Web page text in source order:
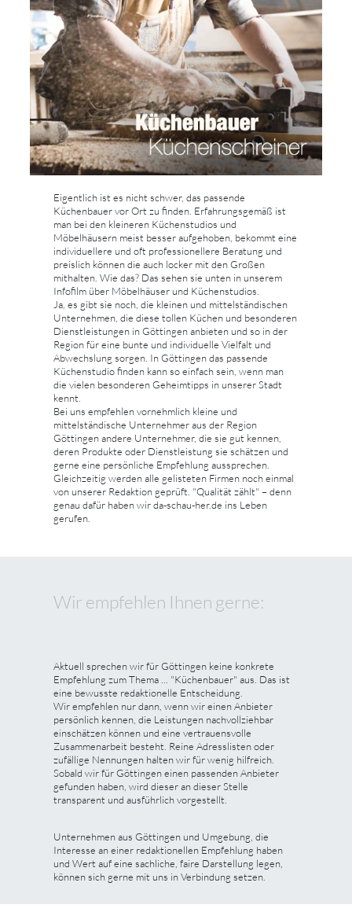
Eigentlich ist es nicht schwer, das passende
Küchenbauer vor Ort zu finden. Erfahrungsgemäß ist
man bei den kleineren Küchenstudios und
Möbelhäusern meist besser aufgehoben, bekommt eine
individuellere und oft professionellere Beratung und
preislich können die auch locker mit den Großen
mithalten. Wie das? Das sehen sie unten in unserem
Infofilm über Möbelhäuser und Küchenstudios.
Ja, es gibt sie noch, die kleinen und mittelständischen
Unternehmen, die diese tollen Küchen und besonderen
Dienstleistungen in Göttingen anbieten und so in der
Region für eine bunte und individuelle Vielfalt und
Abwechslung sorgen. In Göttingen das passende
Küchenstudio finden kann so einfach sein, wenn man
die vielen besonderen Geheimtipps in unserer Stadt
kennt.
Bei uns empfehlen vornehmlich kleine und
mittelständische Unternehmer aus der Region
Göttingen andere Unternehmer, die sie gut kennen,
deren Produkte oder Dienstleistung sie schätzen und
gerne eine persönliche Empfehlung aussprechen.
Gleichzeitig werden alle gelisteten Firmen noch einmal
von unserer Redaktion geprüft. "Qualität zählt" – denn
genau dafür haben wir da-schau-her.de ins Leben
gerufen.
Wir empfehlen Ihnen gerne:
Aktuell sprechen wir für Göttingen keine konkrete
Empfehlung zum Thema ... "Küchenbauer" aus. Das ist
eine bewusste redaktionelle Entscheidung.
Wir empfehlen nur dann, wenn wir einen Anbieter
persönlich kennen, die Leistungen nachvollziehbar
einschätzen können und eine vertrauensvolle
Zusammenarbeit besteht. Reine Adresslisten oder
zufällige Nennungen halten wir für wenig hilfreich.
Sobald wir für Göttingen einen passenden Anbieter
gefunden haben, wird dieser an dieser Stelle
transparent und ausführlich vorgestellt.
Unternehmen aus Göttingen und Umgebung, die
Interesse an einer redaktionellen Empfehlung haben
und Wert auf eine sachliche, faire Darstellung legen,
können sich gerne mit uns in Verbindung setzen.